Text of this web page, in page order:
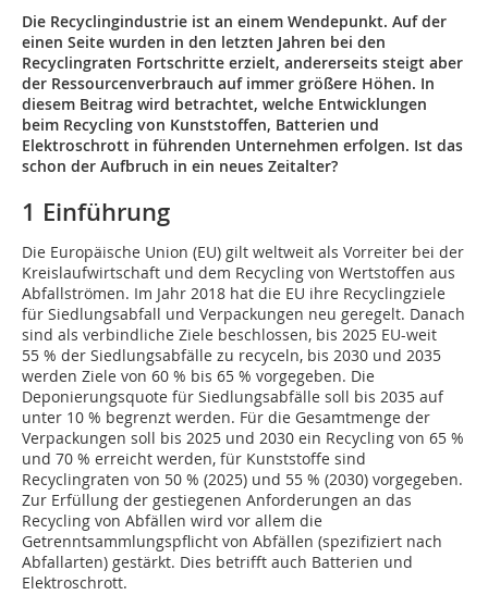
Die Recyclingindustrie ist an einem Wendepunkt. Auf der
einen Seite wurden in den letzten Jahren bei den
Recyclingraten Fortschritte erzielt, andererseits steigt aber
der Ressourcenverbrauch auf immer größere Höhen. In
diesem Beitrag wird betrachtet, welche Entwicklungen
beim Recycling von Kunststoffen, Batterien und
Elektroschrott in führenden Unternehmen erfolgen. Ist das
schon der Aufbruch in ein neues Zeitalter?
1 Einführung
Die Europäische Union (EU) gilt weltweit als Vorreiter bei der
Kreislaufwirtschaft und dem Recycling von Wertstoffen aus
Abfallströmen. Im Jahr 2018 hat die EU ihre Recyclingziele
für Siedlungsabfall und Verpackungen neu geregelt. Danach
sind als verbindliche Ziele beschlossen, bis 2025 EU-weit
55 % der Siedlungsabfälle zu recyceln, bis 2030 und 2035
werden Ziele von 60 % bis 65 % vorgegeben. Die
Deponierungsquote für Siedlungsabfälle soll bis 2035 auf
unter 10 % begrenzt werden. Für die Gesamtmenge der
Verpackungen soll bis 2025 und 2030 ein Recycling von 65 %
und 70 % erreicht werden, für Kunststoffe sind
Recyclingraten von 50 % (2025) und 55 % (2030) vorgegeben.
Zur Erfüllung der gestiegenen Anforderungen an das
Recycling von Abfällen wird vor allem die
Getrenntsammlungspflicht von Abfällen (spezifiziert nach
Abfallarten) gestärkt. Dies betrifft auch Batterien und
Elektroschrott.